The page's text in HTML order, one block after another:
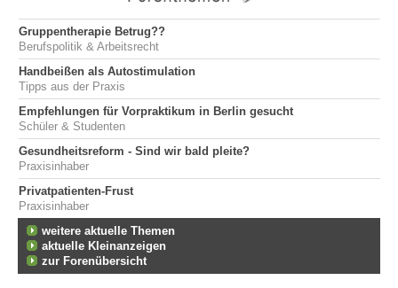
Gruppentherapie Betrug??
Berufspolitik & Arbeitsrecht
Handbeißen als Autostimulation
Tipps aus der Praxis
Empfehlungen für Vorpraktikum in Berlin gesucht
Schüler & Studenten
Gesundheitsreform - Sind wir bald pleite?
Praxisinhaber
Privatpatienten-Frust
Praxisinhaber
weitere aktuelle Themen
aktuelle Kleinanzeigen
zur Forenübersicht